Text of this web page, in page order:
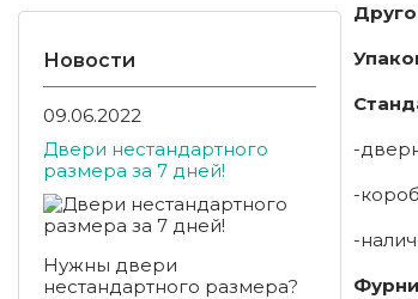
Новости
09.06.2022
Двери нестандартного
размера за 7 дней!
Нужны двери
нестандартного размера?
-
-
-